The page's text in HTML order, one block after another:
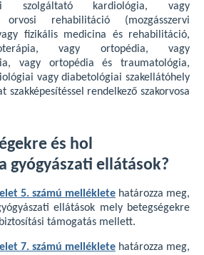
szolgáltató kardiológia, vagy
orvosi rehabilitáció (mozgásszervi
fizikális medicina és rehabilitáció,
vagy ortopédia, vagy
vagy ortopédia és traumatológia,
vagy diabetológiai szakellátóhely
szakképesítéssel rendelkező szakorvosa
és hol
gyógyászati ellátások?
5. számú melléklete határozza meg,
ellátások mely betegségekre
támogatás mellett.
7. számú melléklete határozza meg,